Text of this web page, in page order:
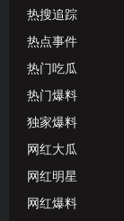
热搜追踪
热点事件
热门吃瓜
热门爆料
独家爆料
网红大瓜
网红明星
网红爆料